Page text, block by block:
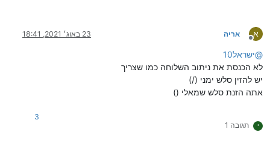
א
מנותק
אריה 23 באוג׳ 2021, 18:41
@ישראל10
לא הכנסת את ניתוב השלוחה כמו שצריך
יש להזין סלש ימני (/)
אתה הזנת סלש שמאלי ()
י תגובה 1
3